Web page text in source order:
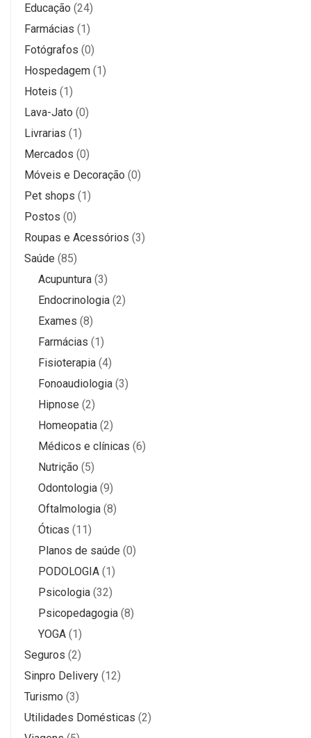
Educação (24)
Farmácias (1)
Fotógrafos (0)
Hospedagem (1)
Hoteis (1)
Lava-Jato (0)
Livrarias (1)
Mercados (0)
Móveis e Decoração (0)
Pet shops (1)
Postos (0)
Roupas e Acessórios (3)
Saúde (85)
Acupuntura (3)
Endocrinologia (2)
Exames (8)
Farmácias (1)
Fisioterapia (4)
Fonoaudiologia (3)
Hipnose (2)
Homeopatia (2)
Médicos e clínicas (6)
Nutrição (5)
Odontologia (9)
Oftalmologia (8)
Óticas (11)
Planos de saúde (0)
PODOLOGIA (1)
Psicologia (32)
Psicopedagogia (8)
YOGA (1)
Seguros (2)
Sinpro Delivery (12)
Turismo (3)
Utilidades Domésticas (2)